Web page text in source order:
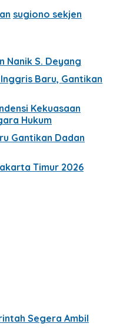
sugiono sekjen
Nanik S. Deyang
Baru, Gantikan
Kekuasaan
Hukum
Gantikan Dadan
Timur 2026
Segera Ambil